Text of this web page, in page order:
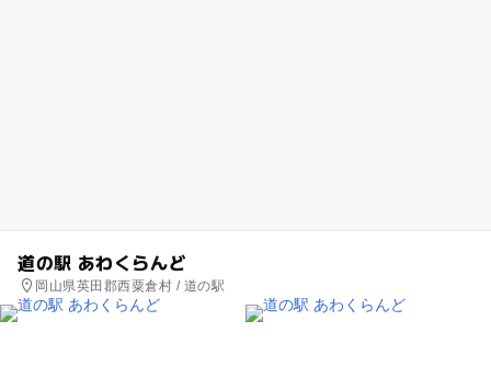
道の駅 あわくらんど
岡山県英田郡西粟倉村 / 道の駅